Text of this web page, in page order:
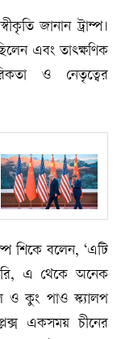
জানান ট্রাম্প।
এবং তাৎক্ষণিক
ও নেতৃত্বের
শিকে বলেন, ‘এটি
এ থেকে অনেক
ও কুং পাও স্ক্যালপ
একসময় চীনের